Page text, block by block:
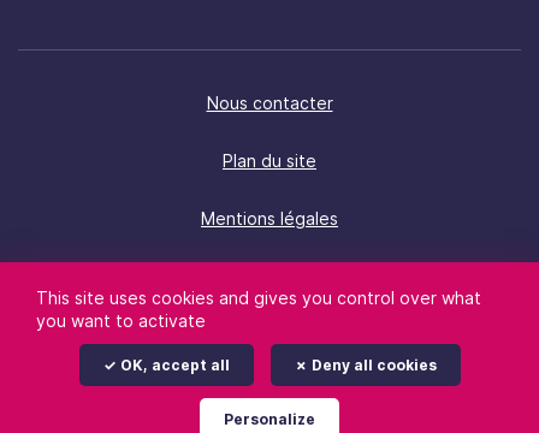
Nous contacter
Plan du site
Mentions légales
Données personnelles
Gestion des cookies
This site uses cookies and gives you control over what
you want to activate
OK, accept all Deny all cookies
Personalize